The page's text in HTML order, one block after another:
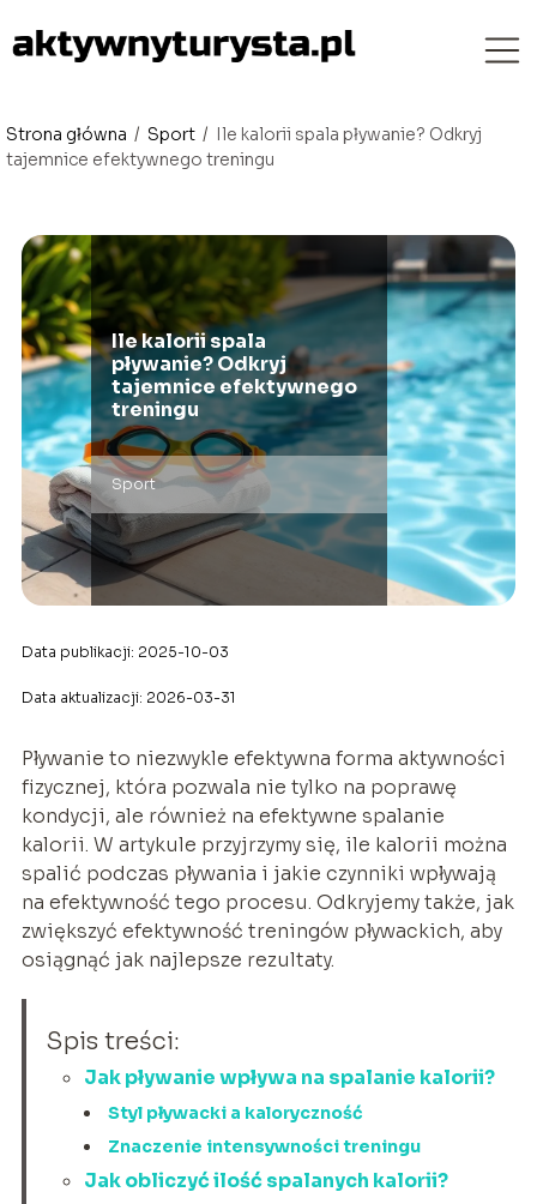
Strona główna / Sport / Ile kalorii spala pływanie? Odkryj
tajemnice efektywnego treningu
Ile kalorii spala
pływanie? Odkryj
tajemnice efektywnego
treningu
Sport
Data publikacji: 2025-10-03
Data aktualizacji: 2026-03-31
Pływanie to niezwykle efektywna forma aktywności
fizycznej, która pozwala nie tylko na poprawę
kondycji, ale również na efektywne spalanie
kalorii. W artykule przyjrzymy się, ile kalorii można
spalić podczas pływania i jakie czynniki wpływają
na efektywność tego procesu. Odkryjemy także, jak
zwiększyć efektywność treningów pływackich, aby
osiągnąć jak najlepsze rezultaty.
Spis treści:
Jak pływanie wpływa na spalanie kalorii?
Styl pływacki a kaloryczność
Znaczenie intensywności treningu
Jak obliczyć ilość spalanych kalorii?